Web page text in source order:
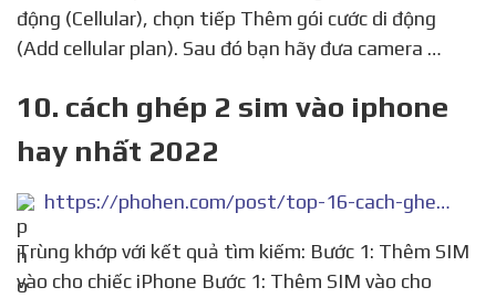
động (Cellular), chọn tiếp Thêm gói cước di động
(Add cellular plan). Sau đó bạn hãy đưa camera …
10. cách ghép 2 sim vào iphone
hay nhất 2022
https://phohen.com/post/top-16-cach-ghep-2-sim-vao-iphone-hay-nhat-2022/4648229
Trùng khớp với kết quả tìm kiếm: Bước 1: Thêm SIM
vào cho chiếc iPhone Bước 1: Thêm SIM vào cho